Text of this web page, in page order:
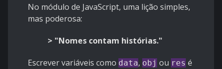
No módulo de JavaScript, uma lição simples,
mas poderosa:
> "Nomes contam histórias."
Escrever variáveis como data, obj ou res é